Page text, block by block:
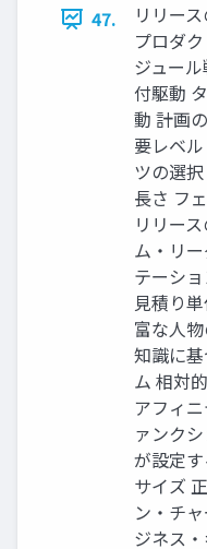
47.
リリー
プロダ
ジュー
付駆動
動 計画
要レベ
ツの選
長さ フ
リリー
ム・リ
テーシ
見積り
富な人
知識に
ム 相対
アフィ
ァンク
が設定
サイズ
ン・チ
ジネス